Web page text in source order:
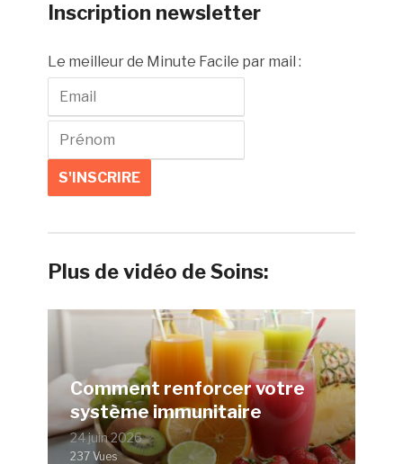
Inscription newsletter
Le meilleur de Minute Facile par mail :
Plus de vidéo de Soins:
Comment renforcer votre
système immunitaire
24 juin 2026
237 Vues